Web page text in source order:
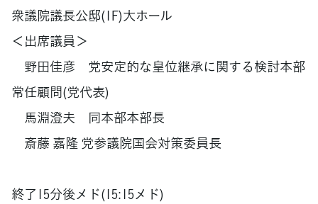
衆議院議長公邸(1F)大ホール
＜出席議員＞
野田佳彦 党安定的な皇位継承に関する検討本部
常任顧問(党代表)
馬淵澄夫 同本部本部長
斎藤 嘉隆 党参議院国会対策委員長
終了15分後メド(15:15メド)